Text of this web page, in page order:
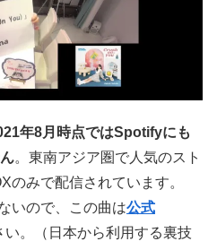
年8月時点ではSpotifyにも
。東南アジア圏で人気のスト
のみで配信されています。
いので、この曲は公式
い。（日本から利用する裏技